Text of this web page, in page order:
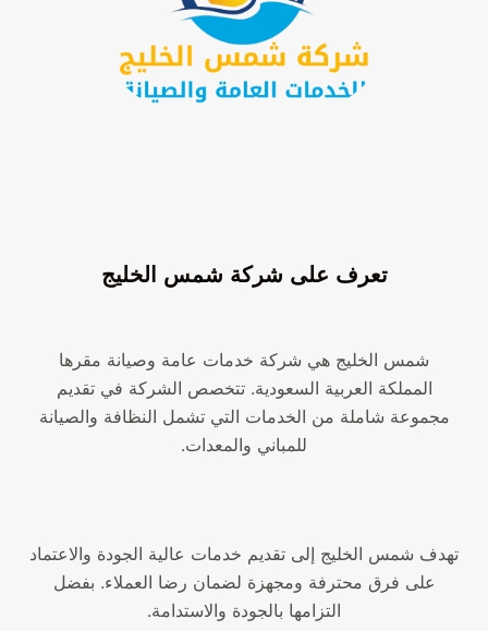
تعرف على شركة شمس الخليج
شمس الخليج هي شركة خدمات عامة وصيانة مقرها
المملكة العربية السعودية. تتخصص الشركة في تقديم
مجموعة شاملة من الخدمات التي تشمل النظافة والصيانة
للمباني والمعدات.
تهدف شمس الخليج إلى تقديم خدمات عالية الجودة والاعتماد
على فرق محترفة ومجهزة لضمان رضا العملاء. بفضل
التزامها بالجودة والاستدامة.